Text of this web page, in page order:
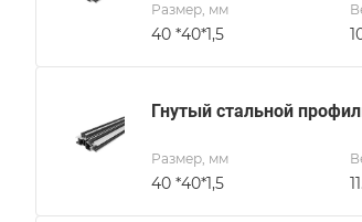
Размер, мм
40 *40*1,5
Гнутый стальной
Размер, мм
40 *40*1,5